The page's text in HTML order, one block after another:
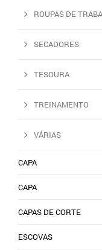
ROUPAS DE
SECADORES
TESOURA
TREINAMENTO
VÁRIAS
CAPA
CAPA
CAPAS DE CORTE
ESCOVAS